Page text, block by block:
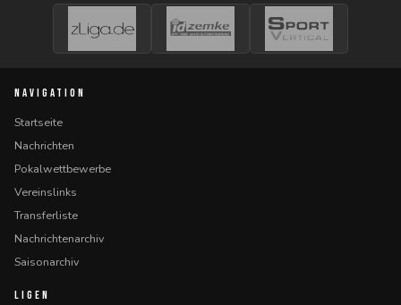
NAVIGATION
Startseite
Nachrichten
Pokalwettbewerbe
Vereinslinks
Transferliste
Nachrichtenarchiv
Saisonarchiv
LIGEN